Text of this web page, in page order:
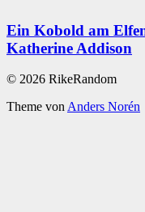
Ein Kobold am
Katherine Addison
© 2026 RikeRandom
Theme von Anders Norén